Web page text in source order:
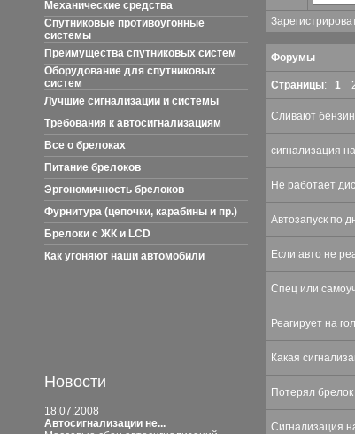
Механические средства
Спутниковые противоугонные
системы
Преимущества спутниковых систем
Оборудование для спутниковых
систем
Лучшие сигнализации и системы
Требования к автосигнализациям
Все о брелоках
Питание брелоков
Эргономичность брелоков
Фурнитура (цепочки, карабины и пр.)
Брелоки с ЖК и LCD
Как угоняют наши автомобили
Новости
18.07.2008
Автосигнализации не...
Форумы
Страницы: 1
Сливают бензин
сигнализация
Не работает
Автозапуск по
Если авто не
Спец или
Реагирует на
Какая
Потерял брелок
Сигнализация